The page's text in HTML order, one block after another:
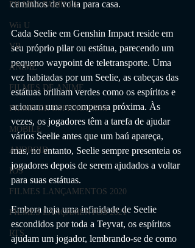
FILMES FAMÍLIA
Wii U
VR
ANIME
FILMES DE ANIME
FILME DE ESPIONAGEM
MOBILE
ANDROID
IOS
FILMES LANÇAMENTOS 2020
FILMES LANÇAMENTOS 2021
RTS
caminhos de volta para casa.
Cada Seelie em Genshin Impact reside em
seu próprio pilar ou estátua, parecendo um
pequeno waypoint de teletransporte. Uma
vez habitadas por um Seelie, as cabeças das
estátuas brilham verdes como os espíritos e
acionam uma recompensa próxima. Às
vezes, os jogadores têm a tarefa de ajudar
vários Seelie antes que um baú apareça,
mas, no entanto, Seelie sempre presenteia os
jogadores depois de serem ajudados a voltar
para suas estátuas.
Embora haja uma infinidade de Seelie
escondidos por toda a Teyvat, os espíritos
ajudam um jogador, lembrando-se de como